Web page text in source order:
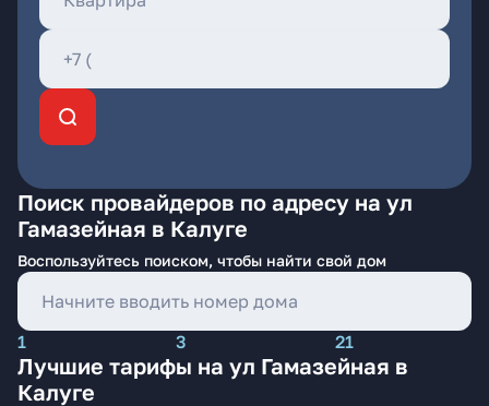
Поиск провайдеров по адресу на ул
Гамазейная в Калуге
Воспользуйтесь поиском, чтобы найти свой дом
1 3 21
Лучшие тарифы на ул Гамазейная в
Калуге